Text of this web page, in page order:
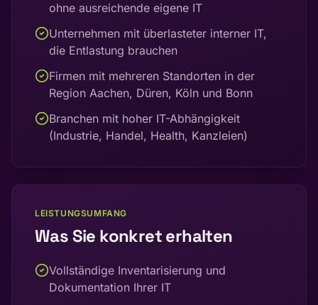
ohne ausreichende eigene IT
Unternehmen mit überlasteter interner IT,
die Entlastung brauchen
Firmen mit mehreren Standorten in der
Region Aachen, Düren, Köln und Bonn
Branchen mit hoher IT-Abhängigkeit
(Industrie, Handel, Health, Kanzleien)
LEISTUNGSUMFANG
Was Sie konkret erhalten
Vollständige Inventarisierung und
Dokumentation Ihrer IT